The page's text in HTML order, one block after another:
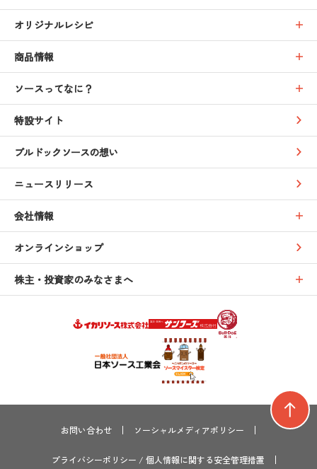
オリジナルレシピ
商品情報
ソースってなに？
特設サイト
ブルドックソースの想い
ニュースリリース
会社情報
オンラインショップ
株主・投資家のみなさまへ
お問い合わせ ソーシャルメディアポリシー
プライバシーポリシー / 個人情報に関する安全管理措置